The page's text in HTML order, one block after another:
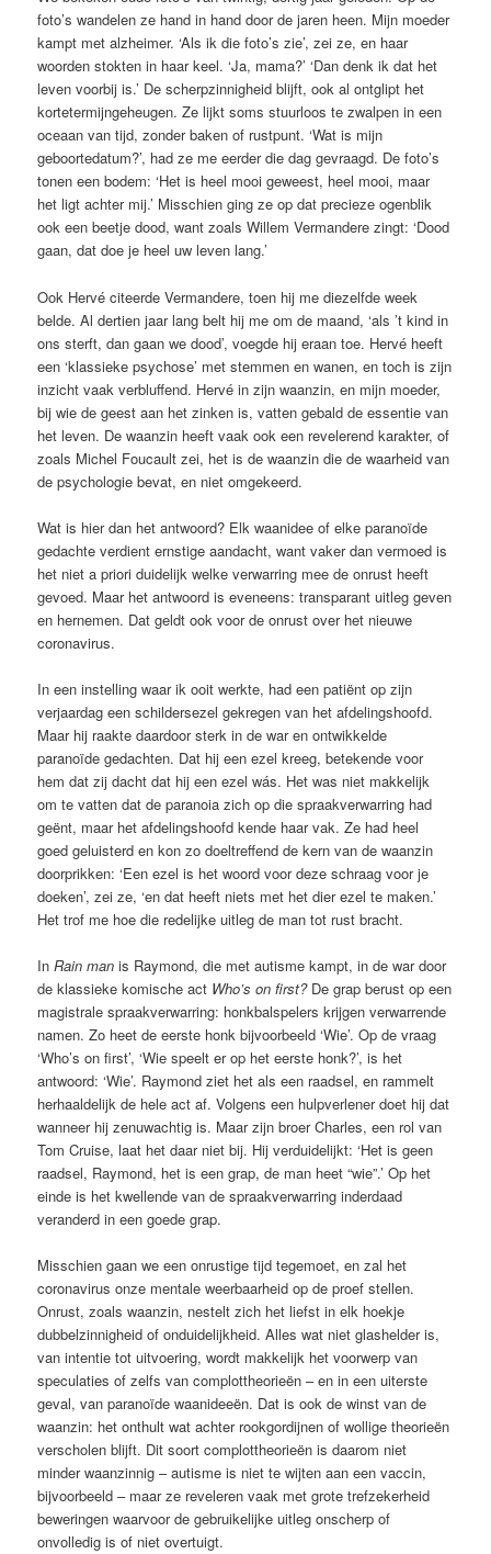
foto’s wandelen ze hand in hand door de jaren heen. Mijn moeder
kampt met alzheimer. ‘Als ik die foto’s zie’, zei ze, en haar
woorden stokten in haar keel. ‘Ja, mama?’ ‘Dan denk ik dat het
leven voorbij is.’ De scherpzinnigheid blijft, ook al ontglipt het
kortetermijngeheugen. Ze lijkt soms stuurloos te zwalpen in een
oceaan van tijd, zonder baken of rustpunt. ‘Wat is mijn
geboortedatum?’, had ze me eerder die dag gevraagd. De foto’s
tonen een bodem: ‘Het is heel mooi geweest, heel mooi, maar
het ligt achter mij.’ Misschien ging ze op dat precieze ogenblik
ook een beetje dood, want zoals Willem Vermandere zingt: ‘Dood
gaan, dat doe je heel uw leven lang.’
Ook Hervé citeerde Vermandere, toen hij me diezelfde week
belde. Al dertien jaar lang belt hij me om de maand, ‘als ’t kind in
ons sterft, dan gaan we dood’, voegde hij eraan toe. Hervé heeft
een ‘klassieke psychose’ met stemmen en wanen, en toch is zijn
inzicht vaak verbluffend. Hervé in zijn waanzin, en mijn moeder,
bij wie de geest aan het zinken is, vatten gebald de essentie van
het leven. De waanzin heeft vaak ook een revelerend karakter, of
zoals Michel Foucault zei, het is de waanzin die de waarheid van
de psychologie bevat, en niet omgekeerd.
Wat is hier dan het antwoord? Elk waanidee of elke paranoïde
gedachte verdient ernstige aandacht, want vaker dan vermoed is
het niet a priori duidelijk welke verwarring mee de onrust heeft
gevoed. Maar het antwoord is eveneens: transparant uitleg geven
en hernemen. Dat geldt ook voor de onrust over het nieuwe
coronavirus.
In een instelling waar ik ooit werkte, had een patiënt op zijn
verjaardag een schildersezel gekregen van het afdelingshoofd.
Maar hij raakte daardoor sterk in de war en ontwikkelde
paranoïde gedachten. Dat hij een ezel kreeg, betekende voor
hem dat zij dacht dat hij een ezel wás. Het was niet makkelijk
om te vatten dat de paranoia zich op die spraakverwarring had
geënt, maar het afdelingshoofd kende haar vak. Ze had heel
goed geluisterd en kon zo doeltreffend de kern van de waanzin
doorprikken: ‘Een ezel is het woord voor deze schraag voor je
doeken’, zei ze, ‘en dat heeft niets met het dier ezel te maken.’
Het trof me hoe die redelijke uitleg de man tot rust bracht.
InRain manis Raymond, die met autisme kampt, in de war door
de klassieke komische act Who’s on first?De grap berust op een
magistrale spraakverwarring: honkbalspelers krijgen verwarrende
namen. Zo heet de eerste honk bijvoorbeeld ‘Wie’. Op de vraag
‘Who’s on first’, ‘Wie speelt er op het eerste honk?’, is het
antwoord: ‘Wie’. Raymond ziet het als een raadsel, en rammelt
herhaaldelijk de hele act af. Volgens een hulpverlener doet hij dat
wanneer hij zenuwachtig is. Maar zijn broer Charles, een rol van
Tom Cruise, laat het daar niet bij. Hij verduidelijkt: ‘Het is geen
raadsel, Raymond, het is een grap, de man heet “wie”.’ Op het
einde is het kwellende van de spraakverwarring inderdaad
veranderd in een goede grap.
Misschien gaan we een onrustige tijd tegemoet, en zal het
coronavirus onze mentale weerbaarheid op de proef stellen.
Onrust, zoals waanzin, nestelt zich het liefst in elk hoekje
dubbelzinnigheid of onduidelijkheid. Alles wat niet glashelder is,
van intentie tot uitvoering, wordt makkelijk het voorwerp van
speculaties of zelfs van complottheorieën – en in een uiterste
geval, van paranoïde waanideeën. Dat is ook de winst van de
waanzin: het onthult wat achter rookgordijnen of wollige theorieën
verscholen blijft. Dit soort complottheo­rieën is daarom niet
minder waanzinnig – autisme is niet te wijten aan een vaccin,
bijvoorbeeld – maar ze reveleren vaak met grote trefzekerheid
beweringen waarvoor de gebruikelijke uitleg onscherp of
onvolledig is of niet overtuigt.